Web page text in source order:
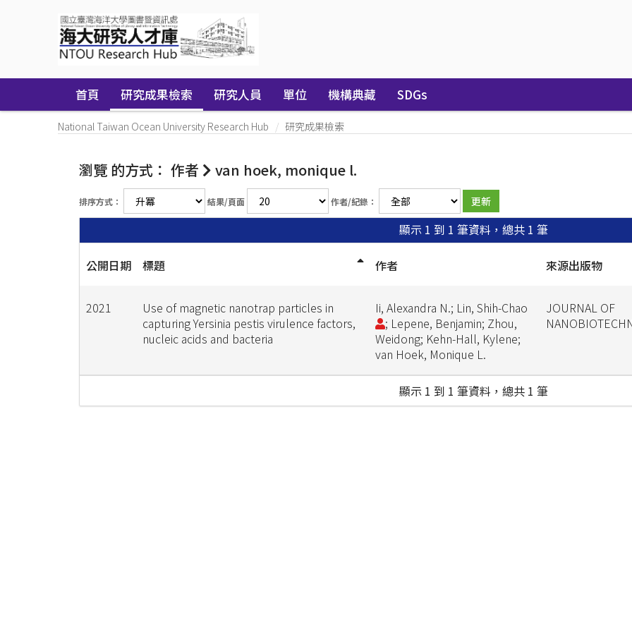
首頁 研究成果檢索 研究人員 單位 機構典藏 SDGs
National Taiwan Ocean University Research Hub 研究成果檢索
瀏覽 的方式： 作者 van hoek, monique l.
排序方式： 結果/頁面 作者/紀錄：
顯示 1 到 1 筆資料，總共 1 筆
公開日期 標題 作者 來源出版物
2021
Use of magnetic nanotrap particles in
capturing Yersinia pestis virulence factors,
nucleic acids and bacteria
Ii, Alexandra N.; Lin, Shih-Chao
; Lepene, Benjamin; Zhou,
Weidong; Kehn-Hall, Kylene;
van Hoek, Monique L.
JOURNAL OF
顯示 1 到 1 筆資料，總共 1 筆